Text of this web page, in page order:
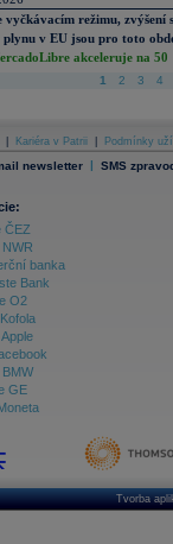
vyčkávacím režimu, zvýšení
plynu v EU jsou pro toto
akceleruje na
1 2 3 4
Kariéra v Patrii Podmínky
newsletter | SMS
ČEZ
banka
Bank
O2
GE
Tvorba